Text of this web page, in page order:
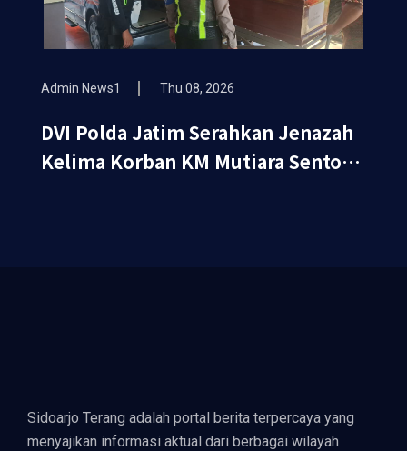
Admin News1 Thu 08, 2026
DVI Polda Jatim Serahkan Jenazah
Kelima Korban KM Mutiara Sentosa
Sidoarjo Terang adalah portal berita terpercaya yang
menyajikan informasi aktual dari berbagai wilayah